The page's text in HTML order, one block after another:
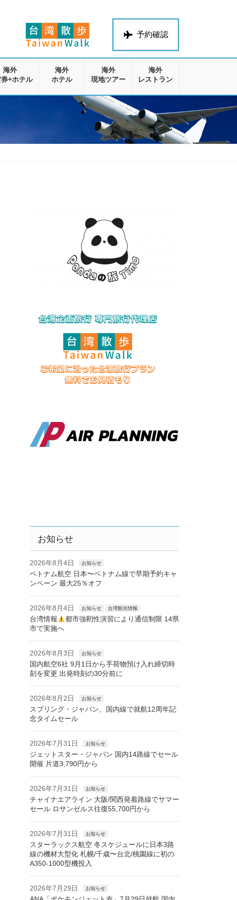
予約確認
海外
+ホテル
海外
ホテル
海外
現地ツアー
海外
レストラン
お知らせ
2026年8月4日 お知らせ
ベトナム航空 日本〜ベトナム線で早期予約キャ
ンペーン 最大25％オフ
2026年8月4日 お知らせ 台湾観光情報
台湾情報
都市強靭性演習により通信制限 14県
市で実施へ
2026年8月3日 お知らせ
国内航空6社 9月1日から手荷物預け入れ締切時
刻を変更 出発時刻の30分前に
2026年8月2日 お知らせ
スプリング・ジャパン、国内線で就航12周年記
念タイムセール
2026年7月31日 お知らせ
ジェットスター・ジャパン 国内14路線でセール
開催 片道3,790円から
2026年7月31日 お知らせ
チャイナエアライン 大阪/関西発着路線でサマー
セール ロサンゼルス往復55,700円から
2026年7月31日 お知らせ
スターラックス航空 冬スケジュールに日本3路
線の機材大型化 札幌/千歳〜台北/桃園線に初の
A350-1000型機投入
2026年7月29日 お知らせ